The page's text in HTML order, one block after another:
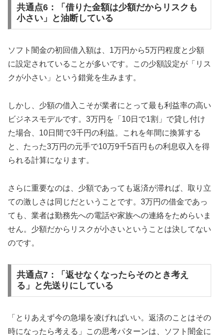
共通点6：「借りた金額は少額だからリスクも
小さい」と油断している
ソフト闇金の初回借入額は、1万円から5万円程度と少額
に設定されていることが多いです。この少額設定が「リス
クが小さい」という錯覚を生みます。
しかし、少額の借入こそが業者にとって最も利益率の高い
ビジネスモデルです。3万円を「10日で1割」で貸し付け
た場合、10日間で3千円の利益。これを年間に換算する
と、たった3万円の元手で10万9千5百円もの利息収入を得
られる計算になります。
さらに重要なのは、少額であっても返済が滞れば、取り立
ての激しさは同じだということです。3万円の借金であっ
ても、業者は勤務先への電話や家族への連絡をためらいま
せん。少額だからリスクが小さいということは決してない
のです。
共通点7：「返せなくなったらそのとき考え
る」と先送りにしている
「とりあえず今の急場を凌げればいい。返済のことはその
時になったら考える」この思考パターンは、ソフト闇金に